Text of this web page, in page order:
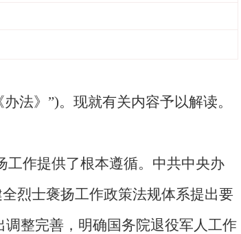
法》”)。现就有关内容予以解读。
工作提供了根本遵循。中共中央办
烈士褒扬工作政策法规体系提出要
整完善，明确国务院退役军人工作